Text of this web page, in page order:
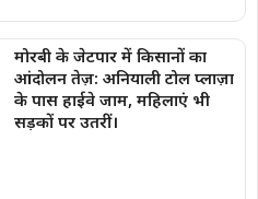
मोरबी के जेटपार में किसानों का
आंदोलन तेज़: अनियाली टोल प्लाज़ा
के पास हाईवे जाम, महिलाएं भी
सड़कों पर उतरीं।